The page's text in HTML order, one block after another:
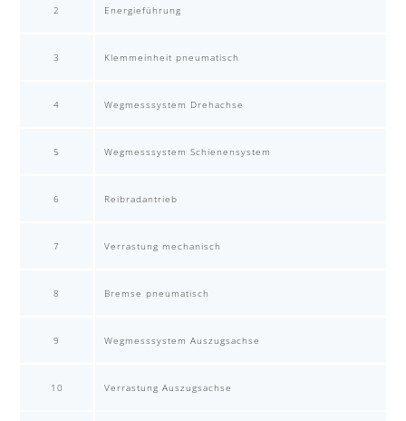
2 Energieführung
3 Klemmeinheit pneumatisch
4 Wegmesssystem Drehachse
5 Wegmesssystem Schienensystem
6 Reibradantrieb
7 Verrastung mechanisch
8 Bremse pneumatisch
9 Wegmesssystem Auszugsachse
10 Verrastung Auszugsachse